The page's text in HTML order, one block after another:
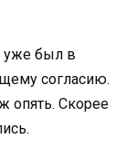
уже был в
согласию.
опять. Скорее